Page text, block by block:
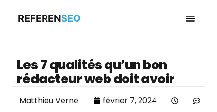
REFERENSEO
Les 7 qualités qu’un bon
rédacteur web doit avoir
Matthieu Verne février 7, 2024